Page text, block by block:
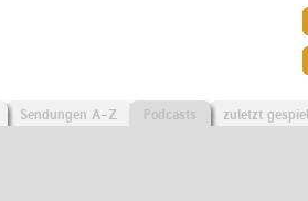
Sendungen A-Z Podcasts zuletzt